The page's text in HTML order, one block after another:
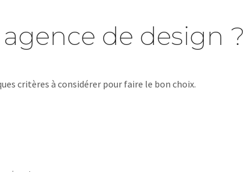
de design ?
critères à considérer pour faire le bon choix.